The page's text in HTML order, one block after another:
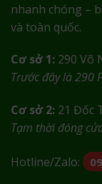
nhanh chóng –
và toàn quốc.
Cơ sở 1: 290 Võ
Trước đây là 290
Cơ sở 2: 21 Đốc
Tạm thời đóng
Hotline/Zalo: